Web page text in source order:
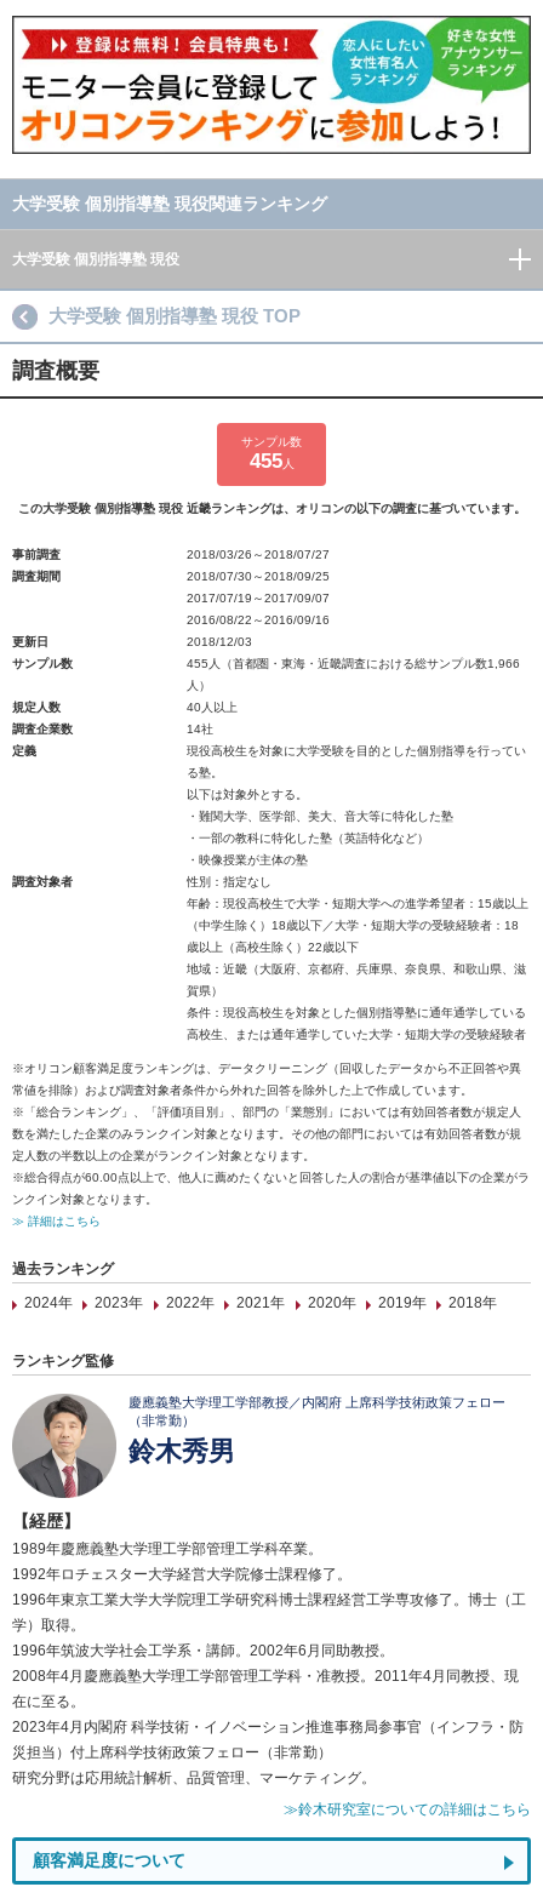
大学受験 個別指導塾 現役関連ランキング
大学受験 個別指導塾 現役
大学受験 個別指導塾 現役 TOP
調査概要
サンプル数
455人
この大学受験 個別指導塾 現役 近畿ランキングは、オリコンの以下の調査に基づいています。
事前調査
2018/03/26～2018/07/27
調査期間
2018/07/30～2018/09/25
2017/07/19～2017/09/07
2016/08/22～2016/09/16
更新日
2018/12/03
サンプル数
455人（首都圏・東海・近畿調査における総サンプル数1,966
人）
規定人数
40人以上
調査企業数
14社
定義
現役高校生を対象に大学受験を目的とした個別指導を行ってい
る塾。
以下は対象外とする。
・難関大学、医学部、美大、音大等に特化した塾
・一部の教科に特化した塾（英語特化など）
・映像授業が主体の塾
調査対象者
性別：指定なし
年齢：現役高校生で大学・短期大学への進学希望者：15歳以上
（中学生除く）18歳以下／大学・短期大学の受験経験者：18
歳以上（高校生除く）22歳以下
地域：近畿（大阪府、京都府、兵庫県、奈良県、和歌山県、滋
賀県）
条件：現役高校生を対象とした個別指導塾に通年通学している
高校生、または通年通学していた大学・短期大学の受験経験者
※オリコン顧客満足度ランキングは、データクリーニング（回収したデータから不正回答や異
常値を排除）および調査対象者条件から外れた回答を除外した上で作成しています。
※「総合ランキング」、「評価項目別」、部門の「業態別」においては有効回答者数が規定人
数を満たした企業のみランクイン対象となります。その他の部門においては有効回答者数が規
定人数の半数以上の企業がランクイン対象となります。
※総合得点が60.00点以上で、他人に薦めたくないと回答した人の割合が基準値以下の企業がラ
ンクイン対象となります。
≫ 詳細はこちら
過去ランキング
2024年
2023年 2022年 2021年 2020年 2019年 2018年
ランキング監修
慶應義塾大学理工学部教授／内閣府 上席科学技術政策フェロー
（非常勤）
鈴木秀男
【経歴】
1989年慶應義塾大学理工学部管理工学科卒業。
1992年ロチェスター大学経営大学院修士課程修了。
1996年東京工業大学大学院理工学研究科博士課程経営工学専攻修了。博士（工
学）取得。
1996年筑波大学社会工学系・講師。2002年6月同助教授。
2008年4月慶應義塾大学理工学部管理工学科・准教授。2011年4月同教授、現
在に至る。
2023年4月内閣府 科学技術・イノベーション推進事務局参事官（インフラ・防
災担当）付上席科学技術政策フェロー（非常勤）
研究分野は応用統計解析、品質管理、マーケティング。
≫鈴木研究室についての詳細はこちら
顧客満足度について